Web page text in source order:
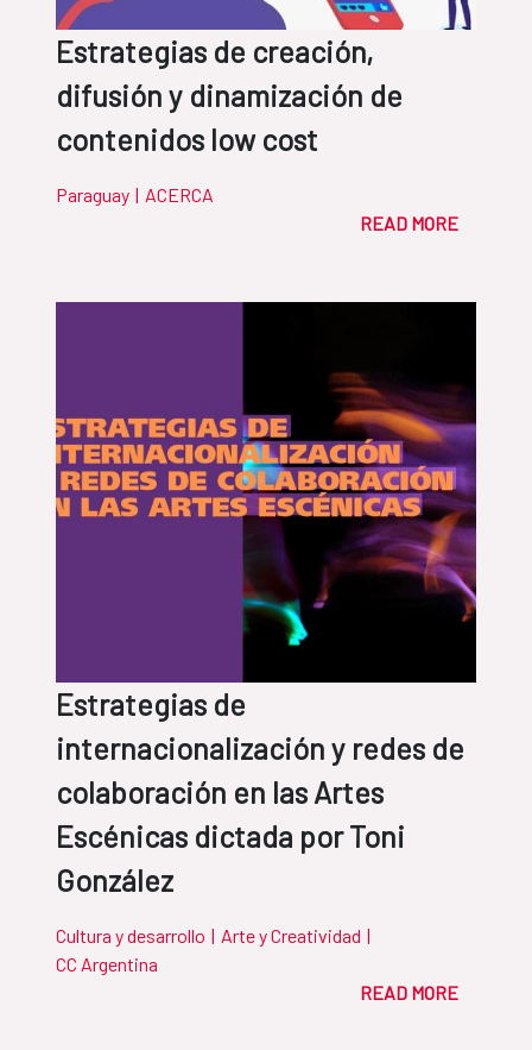
Estrategias de creación,
difusión y dinamización de
contenidos low cost
Paraguay | ACERCA
READ MORE
Estrategias de
internacionalización y redes de
colaboración en las Artes
Escénicas dictada por Toni
González
Cultura y desarrollo | Arte y Creatividad |
CC Argentina
READ MORE